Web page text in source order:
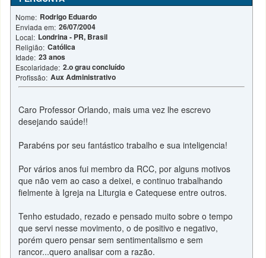
Nome: Rodrigo Eduardo
Enviada em: 26/07/2004
Local: Londrina - PR, Brasil
Religião: Católica
Idade: 23 anos
Escolaridade: 2.o grau concluído
Profissão: Aux Administrativo
Caro Professor Orlando, mais uma vez lhe escrevo
desejando saúde!!
Parabéns por seu fantástico trabalho e sua inteligencia!
Por vários anos fui membro da RCC, por alguns motivos
que não vem ao caso a deixei, e continuo trabalhando
fielmente à Igreja na Liturgia e Catequese entre outros.
Tenho estudado, rezado e pensado muito sobre o tempo
que servi nesse movimento, o de positivo e negativo,
porém quero pensar sem sentimentalismo e sem
rancor...quero analisar com a razão.